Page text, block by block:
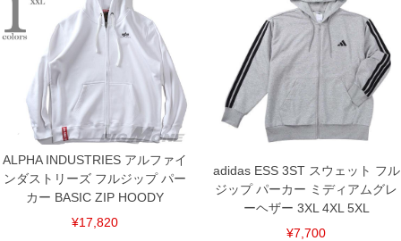
DETAIL
ALPHA INDUSTRIES アルファイ
ンダストリーズ フルジップ パー
カー BASIC ZIP HOODY
¥17,820
adidas ESS 3ST スウェット フル
ジップ パーカー ミディアムグレ
ーヘザー 3XL 4XL 5XL
¥7,700